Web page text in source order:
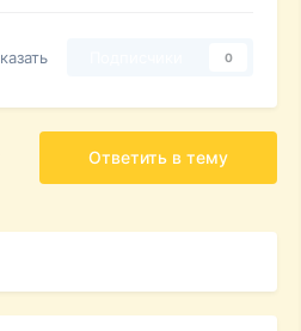
0
Ответить в тему